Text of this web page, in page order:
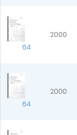
64
2000
64
2000